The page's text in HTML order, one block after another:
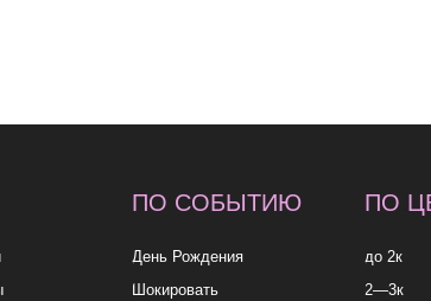
5—7к
Подружке
политика